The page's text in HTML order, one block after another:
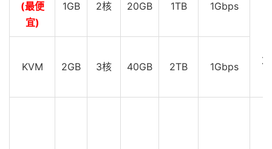
(最便
宜)
1GB 2核 20GB 1TB 1Gbps
KVM 2GB 3核 40GB 2TB 1Gbps